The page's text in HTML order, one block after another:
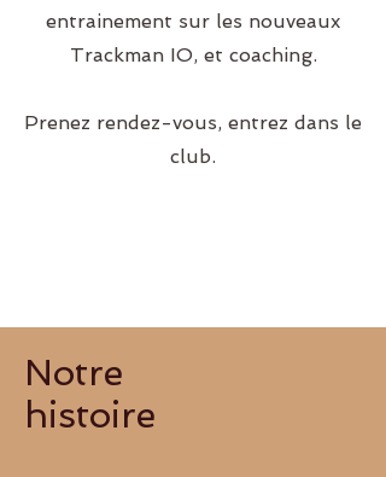
entrainement sur les nouveaux
Trackman IO, et coaching.
Prenez rendez-vous, entrez dans le
club.
Notre
histoire